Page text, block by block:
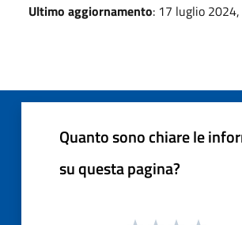
Ultimo aggiornamento: 17 luglio
Quanto sono chiare le
su questa pagina?